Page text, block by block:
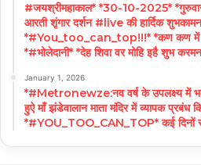
#जयश्रीमहाकाल* *30-10-2025* *गुरुवार*
आरती शृंगार दर्शन #live की हार्दिक
*#You_too_can_top!!!* *कण कण में
*#भोलेदानी* *देह शिवा वर मोहि इहै शुभ
January 1, 2026
*#Metronewze:नव वर्ष के उपलक्ष्य में
हुऐ माँ झंडेवालान माता मंदिर में व्यापक प्रबंध
*#YOU_TOO_CAN_TOP* कई दिनों से